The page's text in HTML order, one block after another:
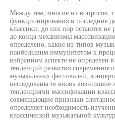
Между тем, многие из вопросов,
функционирования в последние
классики, до сих пор остаются
до конца механизмы
определено, какие из типов
наибольшим иммунитетом к
избранном аспекте не определен
тенденций развития
музыкальных фестивалей,
исследованы те вновь возникшие
тенденциями массификации
совмещающие признаки
определяет необходимость
классической музыкальной